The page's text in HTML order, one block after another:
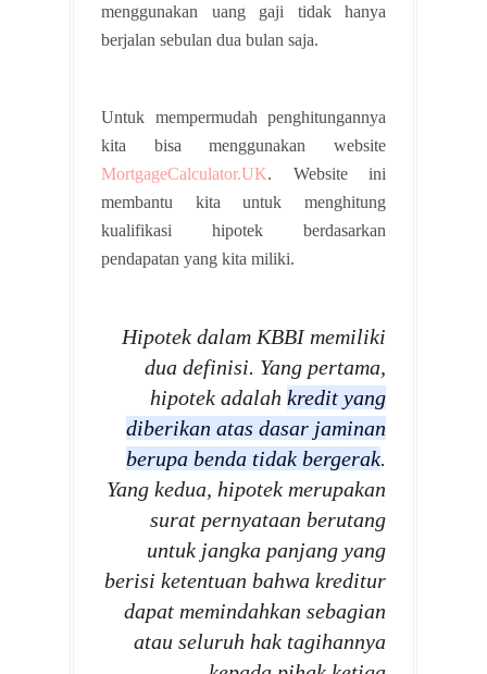
menggunakan uang gaji tidak hanya
berjalan sebulan dua bulan saja.
Untuk mempermudah penghitungannya
kita bisa menggunakan website
MortgageCalculator.UK. Website ini
membantu kita untuk menghitung
kualifikasi hipotek berdasarkan
pendapatan yang kita miliki.
Hipotek dalam KBBI memiliki
dua definisi. Yang pertama,
hipotek adalah kredit yang
diberikan atas dasar jaminan
berupa benda tidak bergerak.
Yang kedua, hipotek merupakan
surat pernyataan berutang
untuk jangka panjang yang
berisi ketentuan bahwa kreditur
dapat memindahkan sebagian
atau seluruh hak tagihannya